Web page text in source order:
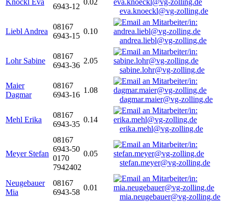
Knöckl Eva
6943-12
0.02
eva.knoeckl@vg-zolling.de
Liebl Andrea
08167
6943-15
0.10
andrea.liebl@vg-zolling.de
Lohr Sabine
08167
6943-36
2.05
sabine.lohr@vg-zolling.de
Maier
Dagmar
08167
6943-16
1.08
dagmar.maier@vg-zolling.de
Mehl Erika
08167
6943-35
0.14
erika.mehl@vg-zolling.de
Meyer Stefan
08167
6943-50
0170
7942402
0.05
stefan.meyer@vg-zolling.de
Neugebauer
Mia
08167
6943-58
0.01
mia.neugebauer@vg-zolling.de